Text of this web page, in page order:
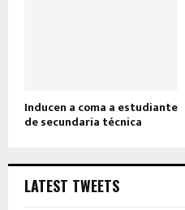
Inducen a coma a estudiante
de secundaria técnica
LATEST TWEETS